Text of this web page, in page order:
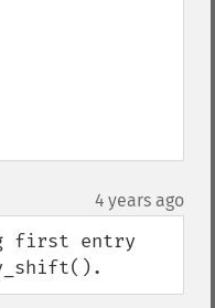
4 years ago
first entry